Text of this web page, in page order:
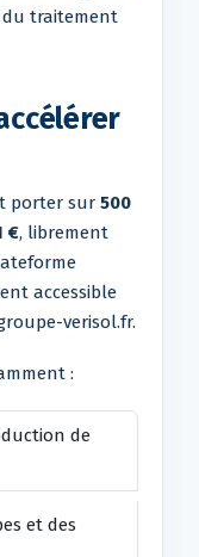
du traitement
porter sur 500
€, librement
accessible
verisol.fr.
:
de
et des